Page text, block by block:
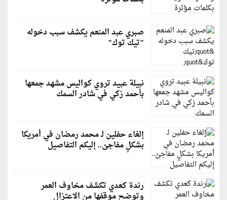
صبري عبد المنعم يكشف سبب دخوله
"تيك توك"
نبيلة عبيد تروي كواليس مشهد جمعها
بأحمد زكي في شادر السمك
إلغاء حفلين لـ محمد رمضان في أمريكا
بشكلٍ مفاجئ.. إليكم التفاصيل
رندة كعدي تكشف مخاوف العمر
وتوضح موقفها من الاعتزال